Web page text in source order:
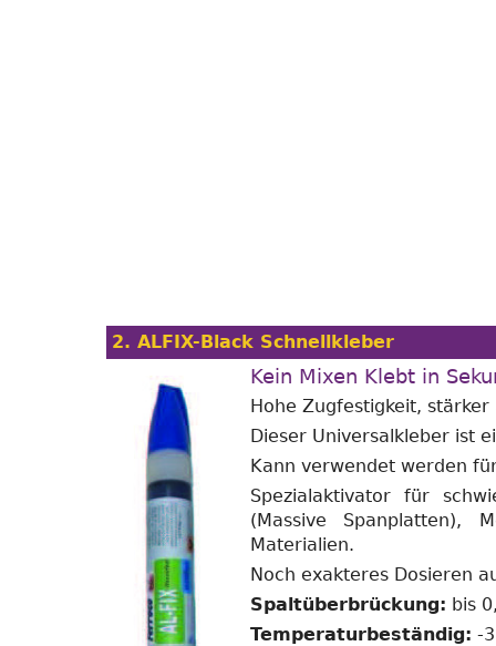
2. ALFIX-Black Schnellkleber
Kein Mixen Klebt in
Hohe Zugfestigkeit,
Dieser Universalkleber ist
Kann verwendet werden
Spezialaktivator für
(Massive Spanplatten),
Materialien.
Noch exakteres Dosieren
Spaltüberbrückung: bis
Temperaturbeständig: -